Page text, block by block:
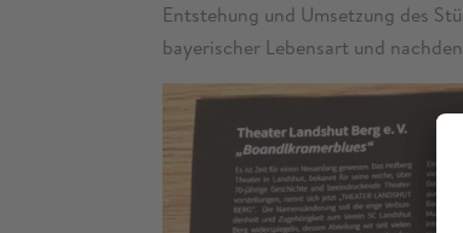
Entstehung und Umsetzung des
bayerischer Lebensart und